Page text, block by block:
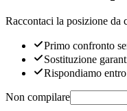
Raccontaci la posizione da
Primo confronto
Sostituzione
Rispondiamo
Non compilare